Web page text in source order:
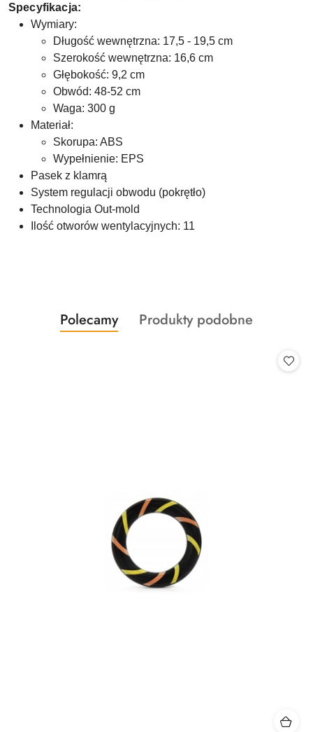
Specyfikacja:
Wymiary:
Długość wewnętrzna: 17,5 - 19,5 cm
Szerokość wewnętrzna: 16,6 cm
Głębokość: 9,2 cm
Obwód: 48-52 cm
Waga: 300 g
Materiał:
Skorupa: ABS
Wypełnienie: EPS
Pasek z klamrą
System regulacji obwodu (pokrętło)
Technologia Out-mold
Ilość otworów wentylacyjnych: 11
Pomiń karuzelę produktów
Produkty
o
Polecamy
Produkty
Produkty podobne